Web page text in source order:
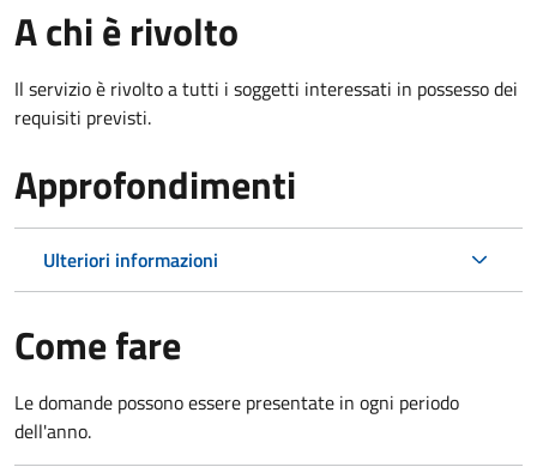
A chi è rivolto
Il servizio è rivolto a tutti i soggetti interessati in possesso dei
requisiti previsti.
Approfondimenti
Ulteriori informazioni
Come fare
Le domande possono essere presentate in ogni periodo
dell'anno.